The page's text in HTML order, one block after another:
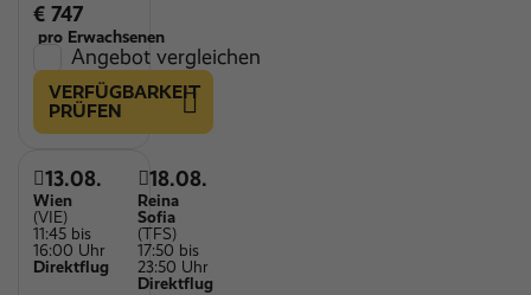
€ 747
pro Erwachsenen
Angebot vergleichen
VERFÜGBARKEIT
PRÜFEN
13.08.
Wien
(VIE)
11:45 bis
16:00 Uhr
Direktflug
18.08.
Reina
Sofia
(TFS)
17:50 bis
23:50 Uhr
Direktflug